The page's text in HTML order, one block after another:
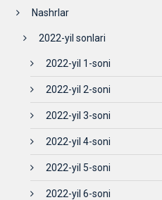
Nashrlar
2022-yil sonlari
2022-yil 1-soni
2022-yil 2-soni
2022-yil 3-soni
2022-yil 4-soni
2022-yil 5-soni
2022-yil 6-soni